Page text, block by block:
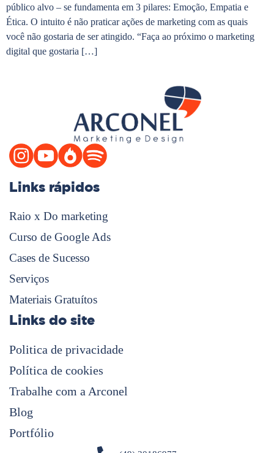
público alvo – se fundamenta em 3 pilares: Emoção, Empatia e
Ética. O intuito é não praticar ações de marketing com as quais
você não gostaria de ser atingido. “Faça ao próximo o marketing
digital que gostaria […]
Links rápidos
Raio x Do marketing
Curso de Google Ads
Cases de Sucesso
Serviços
Materiais Gratuítos
Links do site
Politica de privacidade
Política de cookies
Trabalhe com a Arconel
Blog
Portfólio